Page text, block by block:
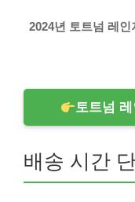
2024년 토트넘 레
토트넘
배송 시간